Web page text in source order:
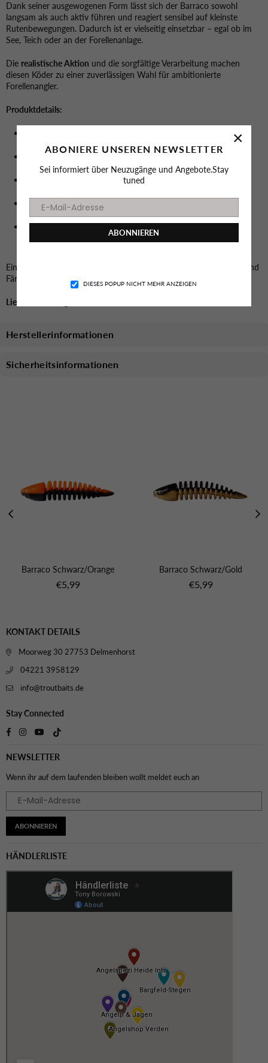
ABONIERE UNSEREN NEWSLETTER
Sei informiert über Neuzugänge und Angebote.Stay
tuned
ABONNIEREN
DIESES POPUP NICHT MEHR ANZEIGEN
×
Dank seiner ausgewogenen Form lässt sich der Barraco sowohl
langsam als auch aktiv führen und reagiert sensibel auf kleinste
Rutenbewegungen. Dadurch ist er vielseitig einsetzbar – egal ob im
See, Teich oder an der Forellenanlage.
Die realistische Aktion und die sorgfältige Verarbeitung machen
diesen Köder zu einer zuverlässigen Wahl für ambitionierte
Forellenangler.
Produktdetails:
Modell: Barraco
Inhalt: 8 Stück pro Dose
Einsatzgebiet: Forellenangeln (Still- und leicht fließende
Ein effektiver Köder für alle, die beim Forellenangeln auf Qualität und
Fängigkeit setzen.
Lieferzeit 4-7 Tage
Herstellerinformationen
Sicherheitsinformationen
Barraco Schwarz/Orange
Normaler
€5,99
Barraco Schwarz/Gold
Normaler
€5,99
KONTAKT DETAILS
Moorweg 30 27753 Delmenhorst
04221 3958129
info@troutbaits.de
Stay Connected
FacebookInstagram
YouTube
NEWSLETTER
Wenn ihr auf dem laufenden bleiben wollt meldet euch an
ABONNIEREN
HÄNDLERLISTE